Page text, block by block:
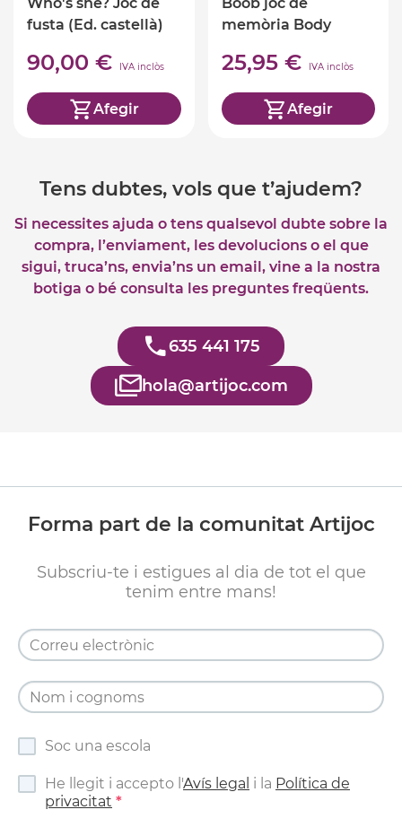
fusta (Ed. castellà)
90,00 € IVA inclòs
Afegir
memòria Body
25,95 € IVA inclòs
Afegir
Tens dubtes, vols que t’ajudem?
Si necessites ajuda o tens qualsevol dubte sobre la
compra, l’enviament, les devolucions o el que
sigui, truca’ns, envia’ns un email, vine a la nostra
botiga o bé consulta les preguntes freqüents.
635 441 175
hola@artijoc.com
Forma part de la comunitat Artijoc
Subscriu-te i estigues al dia de tot el que
tenim entre mans!
Soc una escola
He llegit i accepto l'Avís legal i la Política de
privacitat